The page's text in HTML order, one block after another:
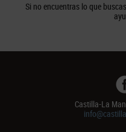
Si no encuentras lo que
Castilla-La